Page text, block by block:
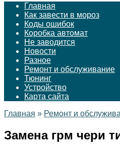
Главная
Как завести в мороз
Коды ошибок
Коробка автомат
Не заводится
Новости
Разное
Ремонт и обслуживание
Тюнинг
Устройство
Карта сайта
Главная » Ремонт и
Замена грм чери